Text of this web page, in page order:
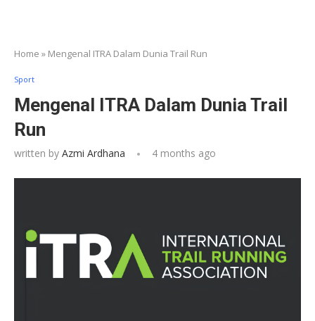
Home » Mengenal ITRA Dalam Dunia Trail Run
Sport
Mengenal ITRA Dalam Dunia Trail
Run
written by Azmi Ardhana 4 months ago